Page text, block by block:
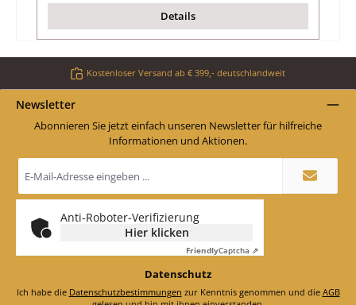
Details
Kostenloser Versand ab € 399,- deutschlandweit
Newsletter
Abonnieren Sie jetzt einfach unseren Newsletter für hilfreiche
Informationen und Aktionen.
Mail-
Adresse
*
Anti-Roboter-Verifizierung
Hier klicken
FriendlyCaptcha ⇗
Datenschutz
Ich habe die Datenschutzbestimmungen zur Kenntnis genommen und die AGB